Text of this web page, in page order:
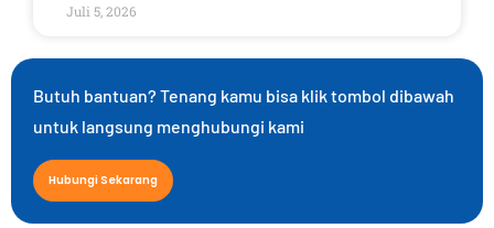
Juli 5, 2026
Butuh bantuan? Tenang kamu bisa klik tombol dibawah
untuk langsung menghubungi kami
Hubungi Sekarang